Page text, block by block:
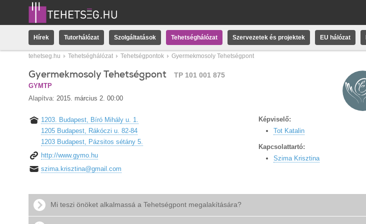
Hírek Tutorhálózat Szolgáltatások Tehetséghálózat Szervezetek és projektek EU hálózat
tehetseg.hu Tehetséghálózat Tehetségpontok Gyermekmosoly Tehetségpont
Gyermekmosoly Tehetségpont TP 101 001 875
GYMTP
Alapítva: 2015. március 2. 00:00
1203. Budapest, Bíró Mihály u. 1.
1205 Budapest, Rákóczi u. 82-84
1203 Budapest, Pázsitos sétány 5.
http://www.gymo.hu
szima.krisztina@gmail.com
Képviselő:
Tot Katalin
Kapcsolattartó:
Szima Krisztina
Mi teszi önöket alkalmassá a Tehetségpont megalakítására?